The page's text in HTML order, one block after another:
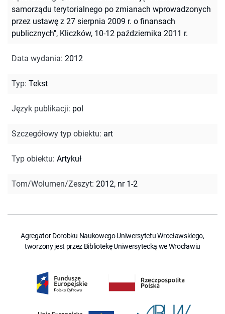
samorządu terytorialnego po zmianach wprowadzonych
przez ustawę z 27 sierpnia 2009 r. o finansach
publicznych", Kliczków, 10-12 października 2011 r.
Data wydania: 2012
Typ: Tekst
Język publikacji: pol
Szczegółowy typ obiektu: art
Typ obiektu: Artykuł
Tom/Wolumen/Zeszyt: 2012, nr 1-2
Agregator Dorobku Naukowego Uniwersytetu Wrocławskiego,
tworzony jest przez Bibliotekę Uniwersytecką we Wrocławiu